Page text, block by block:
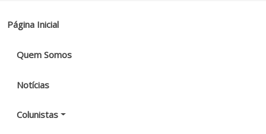
Página Inicial
Quem Somos
Notícias
Colunistas